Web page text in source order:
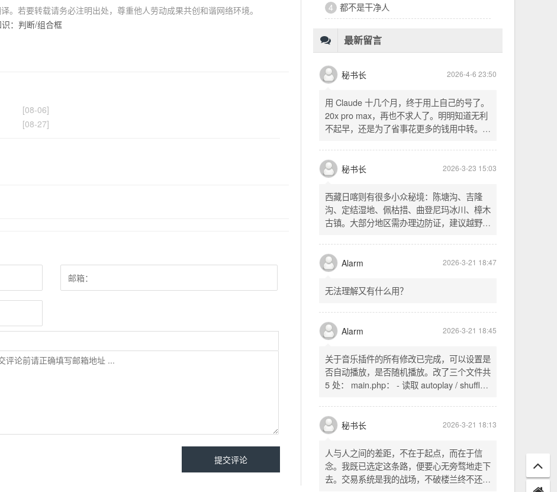
。若要转载请务必注明出处，尊重他人劳动成果共创和谐网络环境。
：判断/组合框
[08-06]
[08-27]
4 看完文德的二手房，护板一路响回电城
6 十六万二千八提了特斯拉，又看上东园公馆
秘书长 2026-4-6 23:50
用 Claude 十几个月，终于用上自己的号了。
20x pro max，再也不求人了。明明知道无利
不起早，还是为了省事花更多的钱用中转。链
SSH 用 gost 做 HTTP+SOCKS 转换才能用
多 Agent。配置麻烦了点，设定好了后直接任
意 IP 进行 SSH 登录。畅用，值得纪念。
秘书长 2026-3-23 15:03
西藏日喀则有很多小众秘境：陈塘沟、吉隆
沟、定结湿地、佩枯措、曲登尼玛冰川、樟木
古镇。大部分地区需办理边防证，建议越野
经吉隆口岸前往加德满都，沿途风景绝美。
Alarm
无法理解又有什么用？
Alarm 2026-3-21 18:45
关于音乐插件的所有修改已完成，可以设置是
否自动播放，是否随机播放。改了三个文件共
5 处： main.php： - 读取 autoplay / shuffle
一行两个复选框（自动播放音乐 / 默认随机播
放），带配套 CSS track.php： - 在 var
playlist = [...] 后面输出 _p4zAutoplay 和
秘书长 2026-3-21 18:13